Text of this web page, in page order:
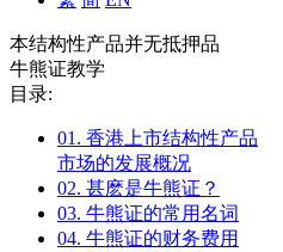
本结构性产品并无抵押品
牛熊证教学
目录:
01. 香港上市结构性产品
市场的发展概况
02. 甚麽是牛熊证？
03. 牛熊证的常用名词
04. 牛熊证的财务费用